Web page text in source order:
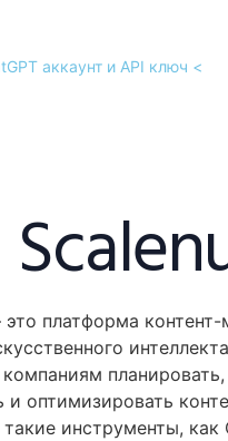
аккаунт и API ключ <
это платформа контент-
планировать,
и оптимизировать
инструменты, как